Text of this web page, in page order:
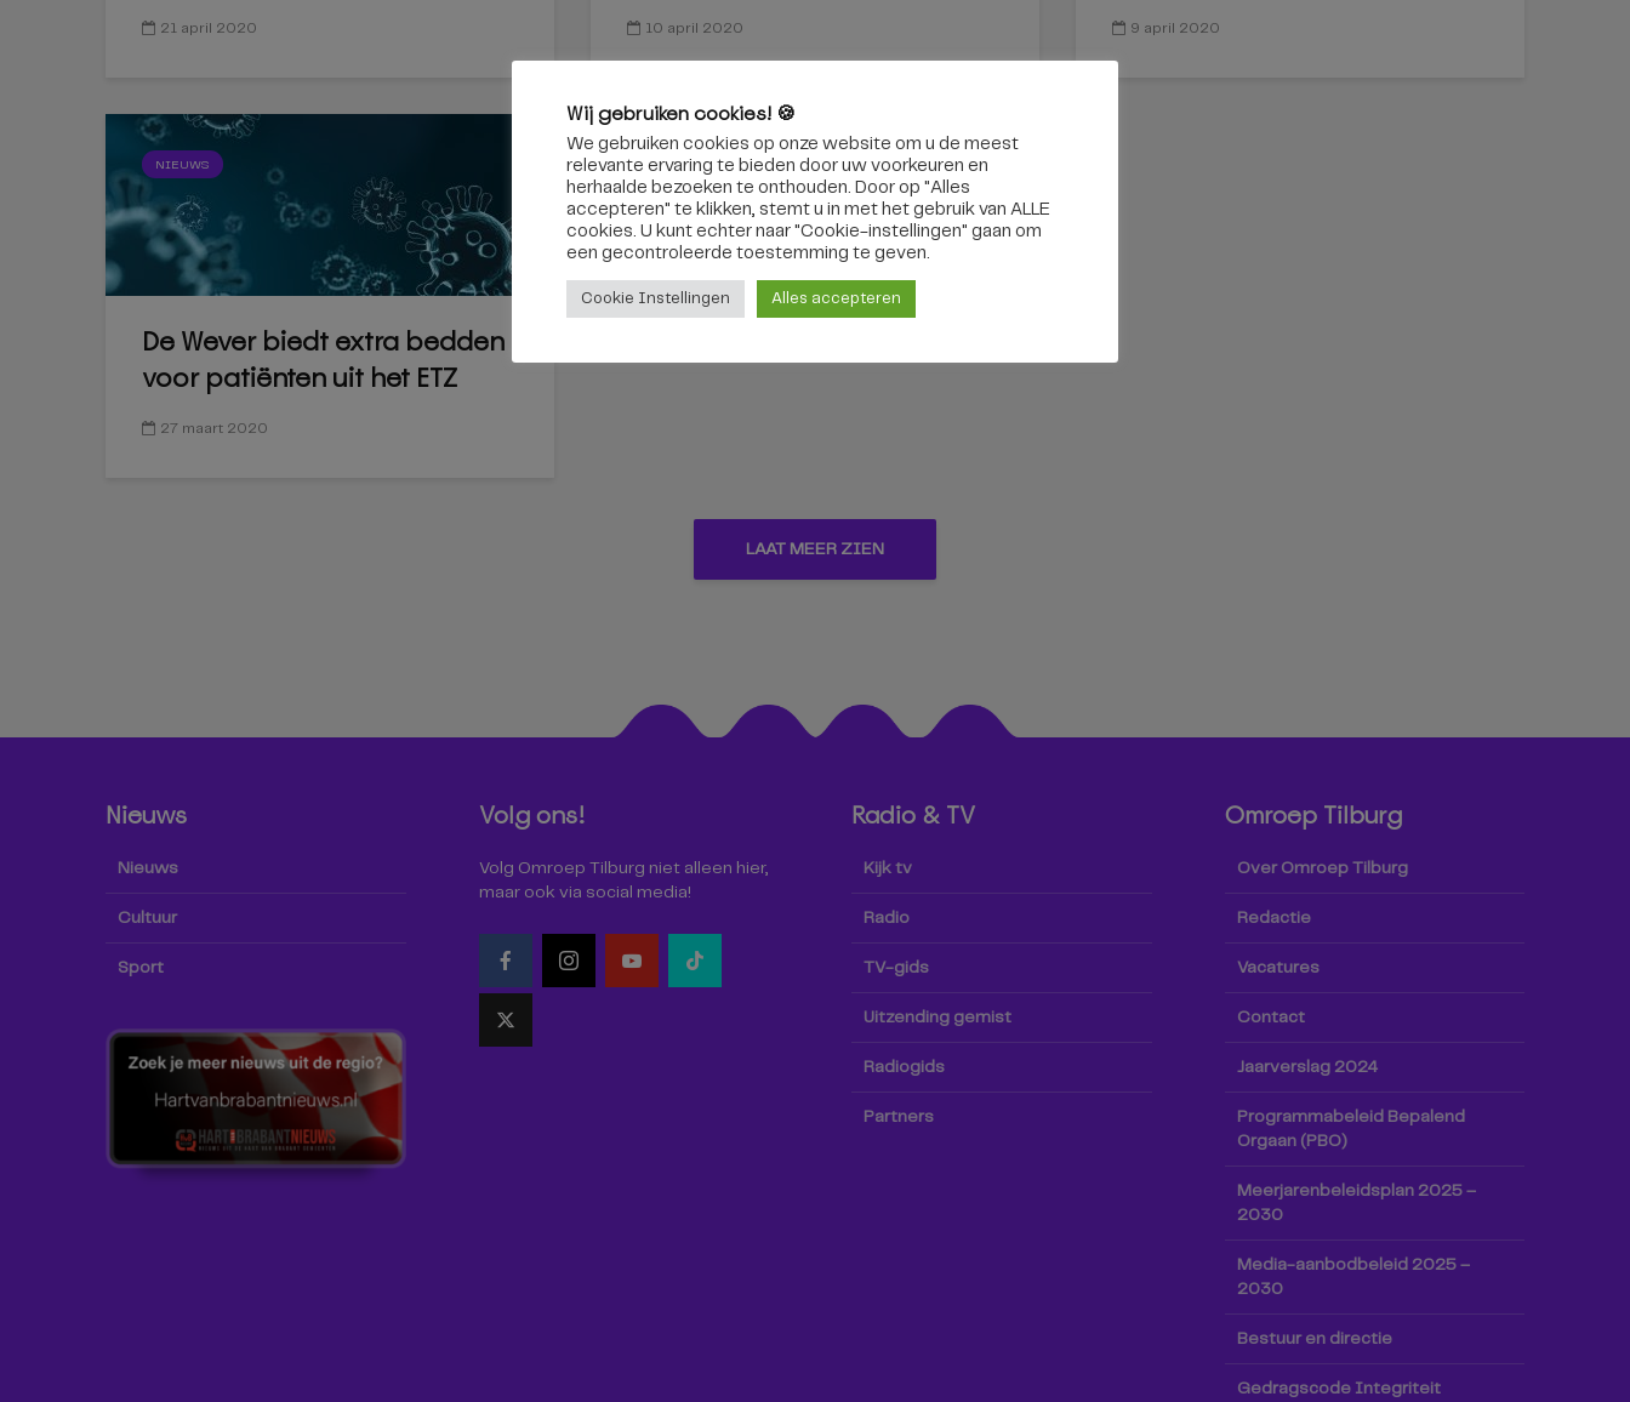
21 april 2020 10 april 2020 9 april 2020
NIEUWS
De Wever biedt extra bedden
voor patiënten uit het ETZ
27 maart 2020
LAAT MEER ZIEN
Nieuws
Nieuws
Cultuur
Sport
Volg ons!
Volg Omroep Tilburg niet alleen hier,
maar ook via social media!
Radio & TV
Kijk tv
Radio
TV-gids
Uitzending gemist
Radiogids
Partners
Omroep Tilburg
Over Omroep Tilburg
Redactie
Vacatures
Contact
Jaarverslag 2024
Programmabeleid Bepalend
Orgaan (PBO)
Meerjarenbeleidsplan 2025 –
2030
Media-aanbodbeleid 2025 –
2030
Bestuur en directie
Gedragscode Integriteit
Wij gebruiken cookies! 🍪
We gebruiken cookies op onze website om u de meest
relevante ervaring te bieden door uw voorkeuren en
herhaalde bezoeken te onthouden. Door op "Alles
accepteren" te klikken, stemt u in met het gebruik van ALLE
cookies. U kunt echter naar "Cookie-instellingen" gaan om
een ​​gecontroleerde toestemming te geven.
Cookie Instellingen Alles accepteren